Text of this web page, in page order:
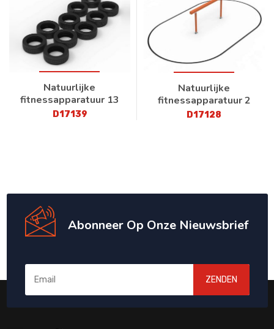
Natuurlijke
fitnessapparatuur 13
D17139
Natuurlijke
fitnessapparatuur 2
D17128
Abonneer Op Onze Nieuwsbrief
ZENDEN